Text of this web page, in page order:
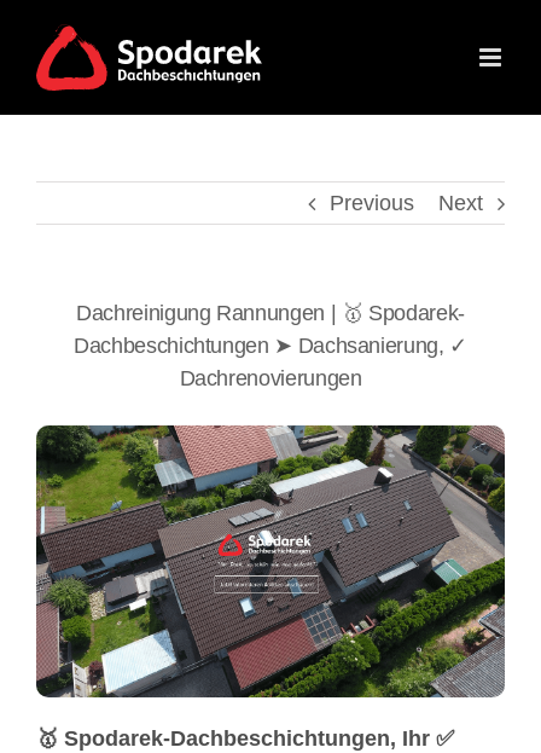
content
Previous Next
Dachreinigung Rannungen | 🥇 Spodarek-
Dachbeschichtungen ➤ Dachsanierung, ✓
Dachrenovierungen
🥇 Spodarek-Dachbeschichtungen, Ihr ✅